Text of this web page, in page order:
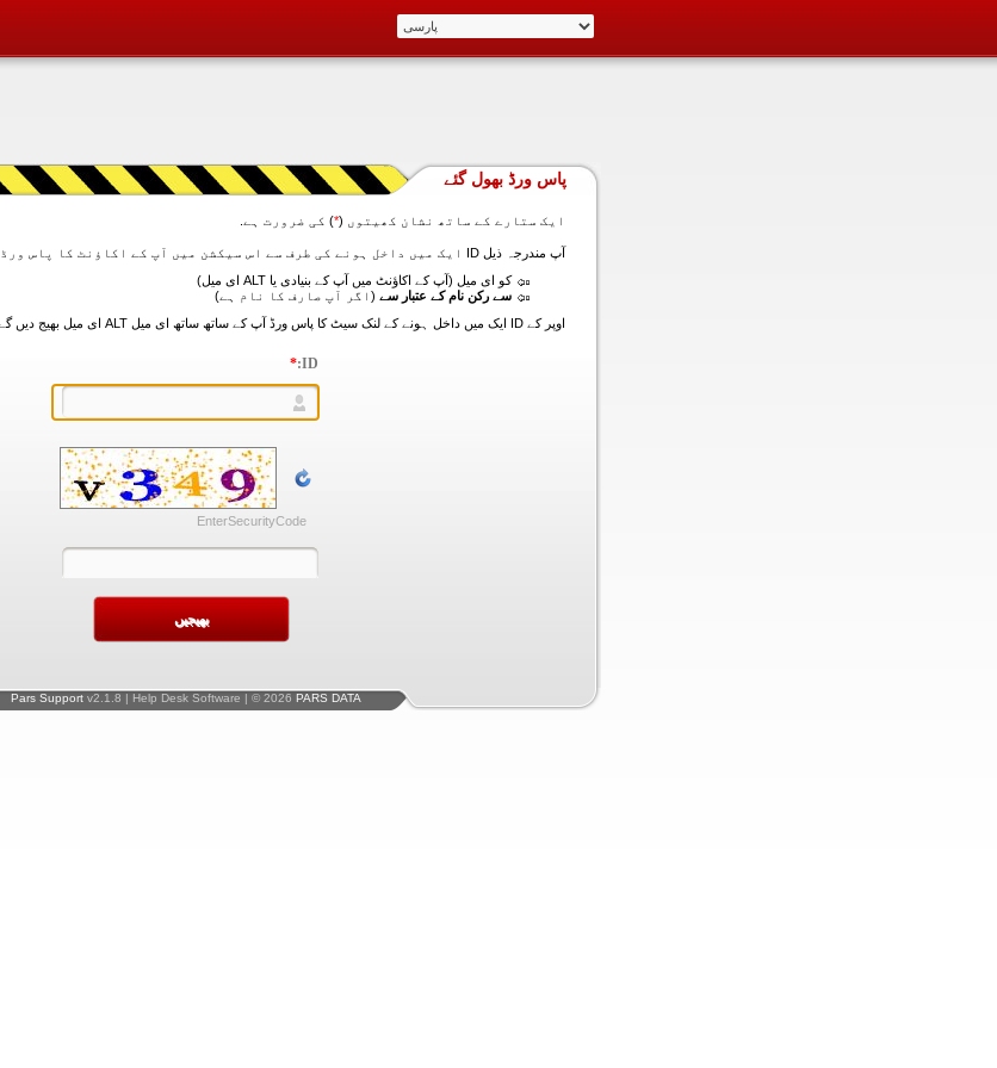
پاس ورڈ بھول گئے
ایک ستارے کے ساتھ نشان کھیتوں (*) کی ضرورت ہے.
آپ مندرجہ ذیل ID ایک میں داخل ہونے کی طرف سے اس سیکشن میں آپ کے اکاؤنٹ کا پاس ورڈ حاصل کر سکتے ہیں:
کو ای میل (آپ کے اکاؤنٹ میں آپ کے بنیادی یا ALT ای میل)
سے رکن نام کے عتبار سے (اگر آپ صارف کا نام ہے)
اوپر کے ID ایک میں داخل ہونے کے لنک سیٹ کا پاس ورڈ آپ کے ساتھ ساتھ ای میل ALT ای میل بھیج دیں گے.
ID:
*
EnterSecurityCode
Pars Support v2.1.8 | Help Desk Software | © 2026 PARS DATA